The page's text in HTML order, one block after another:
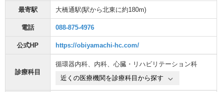
最寄駅 大橋通駅(駅から北東に約180m)
電話 088-875-4976
公式HP https://obiyamachi-hc.com/
診療科目
循環器内科、 内科、 心臓・リハビリテーション科
近くの医療機関を診療科目から探す